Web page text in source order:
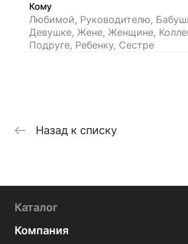
Кому
Любимой, Руководителю,
Девушке, Жене, Женщине,
Подруге, Ребенку, Сестре
Назад к списку
Каталог
Компания